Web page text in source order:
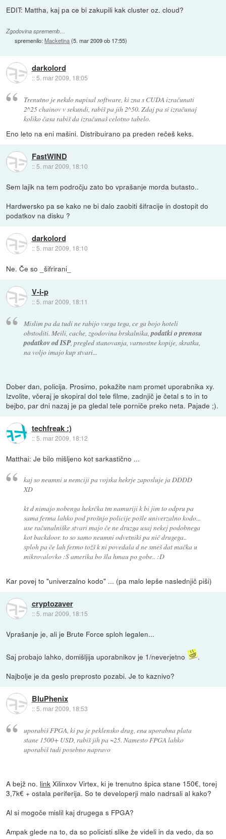
EDIT: Mattha, kaj pa ce bi zakupili kak cluster oz. cloud?
Zgodovina sprememb…
spremenilo:Macketina(5. mar 2009 ob 17:55)
darkolord
::5. mar 2009, 18:05
Trenutno je nekdo napisal software, ki zna s CUDA izračunati
2^25 chainov v sekundi, rabiš pa jih 2^50. Zdaj pa si izračunaj
koliko časa rabiš da izračunaš celotno tabelo.
Eno leto na eni mašini. Distribuirano pa preden rečeš keks.
FastWIND
:: 5. mar 2009, 18:10
Sem lajik na tem področju zato bo vprašanje morda butasto..
Hardwersko pa se kako ne bi dalo zaobiti šifracije in dostopit do
podatkov na disku ?
darkolord
::5. mar 2009, 18:10
Ne. Če so _šifrirani_
V-i-p
:: 5. mar 2009, 18:11
Mislim pa da tudi ne rabijo vsega tega, ce ga bojo hoteli
obstoditi. Meili, cache, zgodovina brskalnika,podatki o prenosu
podatkov od ISP, pregled stanovanja, varnostne kopije, skratka,
na voljo imajo kup stvari...
Dober dan, policija. Prosimo, pokažite nam promet uporabnika xy.
Izvolite, včeraj je skopiral dol tele filme, zadnjič je četal s to in to
bejbo, par dni nazaj je pa gledal tele porniče preko neta. Pajade ;).
techfreak :)
::5. mar 2009, 18:12
Matthai: Je bilo mišljeno kot sarkastično ...
kaj so neumni u nemciji pa vojska hekrje zaposluje ja DDDD
XD
kt d nimajo nobenga hekrčka tm namuriji k bi jim to odpru pa
sama ferma lahko pod prošnjo policije pošle univerzalno kodo...
use računalniške stvari majo če ne druzga usaj nekej podobnega
kot backdoor. to so samo neumni odvetniki pa nič drugega..
sploh pa če lah fermo tožš k ni povedala d ne smeš dat mačka u
mikrovalovko :S amerika bo šla hmau po gobe.. :D
Kar povej to "univerzalno kodo" ... (pa malo lepše naslednjič piši)
cryptozaver
:: 5. mar 2009, 18:15
Vprašanje je, ali je Brute Force sploh legalen...
Saj probajo lahko, domišljija uporabnikov je 1/neverjetno
.
Najbolje je da geslo preprosto pozabi. Je to kaznivo?
BluPhenix
::5. mar 2009, 18:53
uporabiš FPGA, ki pa je peklensko drag, ena uporabna plata
stane 1500+ USD, rabiš jih pa ~25. Namesto FPGA lahko
uporabiš tudi posebno napravo
A bejž no. link Xilinxov Virtex, ki je trenutno špica stane 150€, torej
3,7k€ + ostala periferija. So te developerji malo nadrsali al kako?
Al si mogoče mislil kaj drugega s FPGA?
Ampak glede na to, da so policisti slike že videli in da vedo, da so